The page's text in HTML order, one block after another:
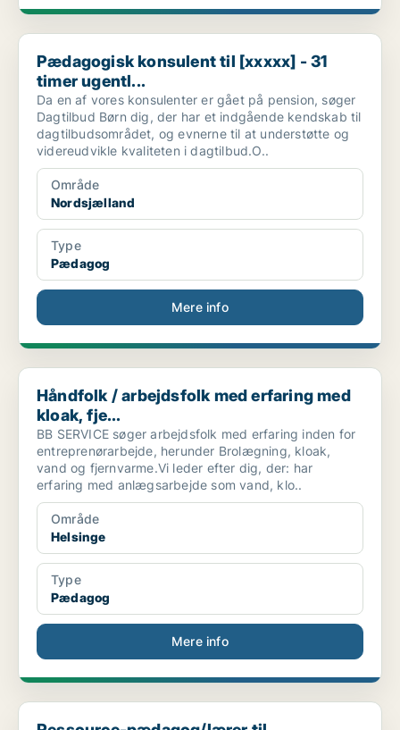
Pædagogisk konsulent til [xxxxx] - 31 timer ugentl...
Pædagogisk konsulent til [xxxxx] - 31
timer ugentl...
Da en af vores konsulenter er gået på pension, søger
Dagtilbud Børn dig, der har et indgående kendskab til
dagtilbudsområdet, og evnerne til at understøtte og
videreudvikle kvaliteten i dagtilbud.O..
Område
Nordsjælland
Type
Pædagog
Mere info
Håndfolk / arbejdsfolk med erfaring med kloak, fje...
Håndfolk / arbejdsfolk med erfaring med
kloak, fje...
BB SERVICE søger arbejdsfolk med erfaring inden for
entreprenørarbejde, herunder Brolægning, kloak,
vand og fjernvarme.Vi leder efter dig, der: har
erfaring med anlægsarbejde som vand, klo..
Område
Helsinge
Type
Pædagog
Mere info
Ressource-pædagog/lærer til Trekløverskolen, afd. ...